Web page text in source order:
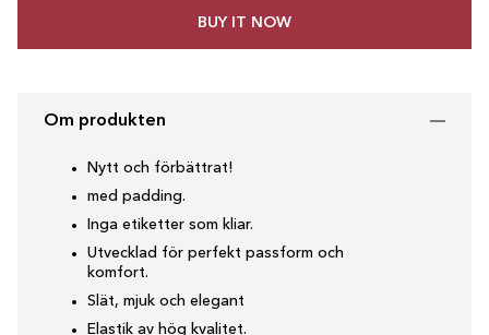
BUY IT NOW
Om produkten
Nytt och förbättrat!
med padding.
Inga etiketter som kliar.
Utvecklad för perfekt passform och
komfort.
Slät, mjuk och elegant
Elastik av hög kvalitet.